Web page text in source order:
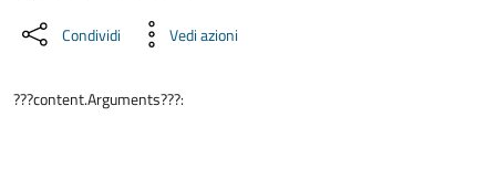
Condividi Vedi azioni
???content.Arguments???: